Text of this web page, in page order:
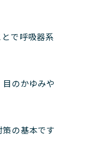
で呼吸器系
のかゆみや
の基本です